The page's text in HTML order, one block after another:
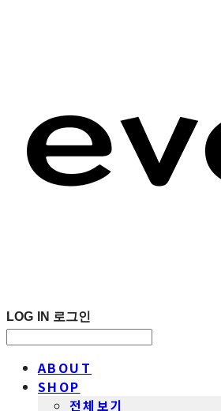
LOG IN 로그인
ABOUT
SHOP
전체보기